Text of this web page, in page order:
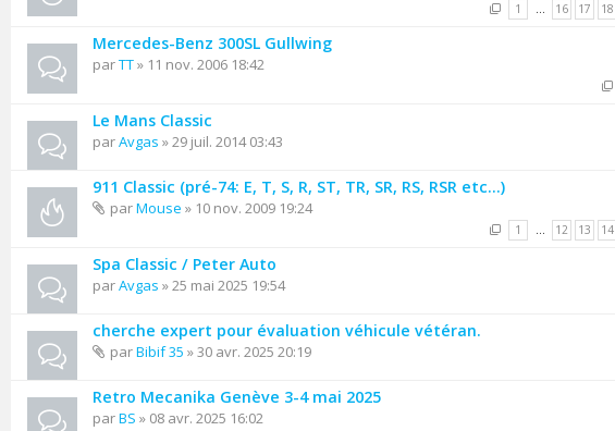
1 … 16 17 18
Mercedes-Benz 300SL Gullwing
parTT» 11 nov. 2006 18:42
Le Mans Classic
parAvgas » 29 juil. 2014 03:43
911 Classic (pré-74: E, T, S, R, ST, TR, SR, RS, RSR etc...)
parMouse » 10 nov. 2009 19:24
1 … 12 13 14
Spa Classic / Peter Auto
parAvgas » 25 mai 2025 19:54
cherche expert pour évaluation véhicule vétéran.
parBibif 35 » 30 avr. 2025 20:19
Retro Mecanika Genève 3-4 mai 2025
parBS » 08 avr. 2025 16:02